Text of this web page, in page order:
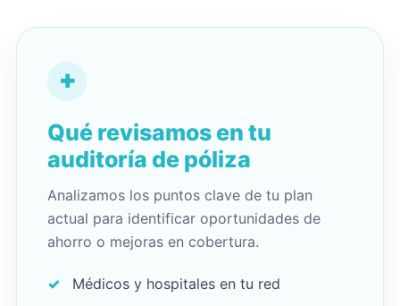
✚
Qué revisamos en tu
auditoría de póliza
Analizamos los puntos clave de tu plan
actual para identificar oportunidades de
ahorro o mejoras en cobertura.
Médicos y hospitales en tu red